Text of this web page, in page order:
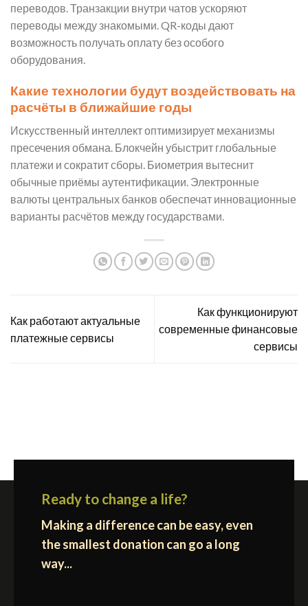
переводов. Транзакции внутри чатов ускоряют
переводы между знакомыми. QR-коды дают
возможность получать оплату без особого
оборудования.
Какие технологии будут воздействовать на
расчёты в ближайшие годы
Искусственный интеллект оптимизирует механизмы
пресечения обмана. Блокчейн убыстрит глобальные
платежи и сократит сборы. Биометрия вытеснит
обычные приёмы аутентификации. Электронные
валюты центральных банков обеспечат инновационные
варианты расчётов между государствами.
Как работают актуальные
платежные сервисы
Как функционируют
современные финансовые
сервисы
Ready to change a life?
Making a difference can be easy, even
the smallest donation can go a long
way...